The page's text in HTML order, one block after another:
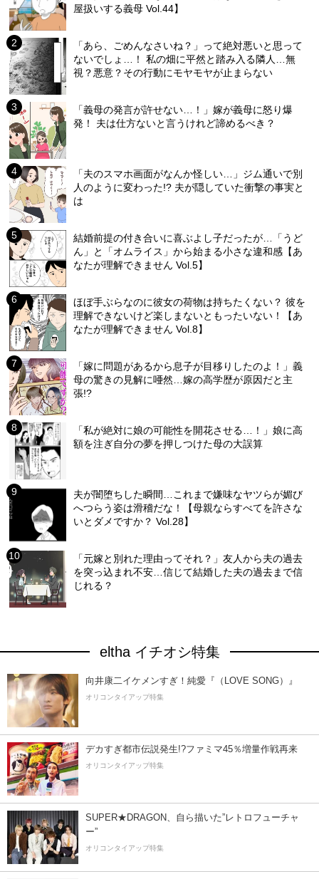
屋扱いする義母 Vol.44】
「あら、ごめんなさいね？」って絶対悪いと思って
ないでしょ…！ 私の畑に平然と踏み入る隣人…無
視？悪意？その行動にモヤモヤが止まらない
「義母の発言が許せない…！」嫁が義母に怒り爆
発！ 夫は仕方ないと言うけれど諦めるべき？
「夫のスマホ画面がなんか怪しい…」ジム通いで別
人のように変わった!? 夫が隠していた衝撃の事実と
は
結婚前提の付き合いに喜ぶよし子だったが…「うど
ん」と「オムライス」から始まる小さな違和感【あ
なたが理解できません Vol.5】
ほぼ手ぶらなのに彼女の荷物は持ちたくない？ 彼を
理解できないけど楽しまないともったいない！【あ
なたが理解できません Vol.8】
「嫁に問題があるから息子が目移りしたのよ！」義
母の驚きの見解に唖然…嫁の高学歴が原因だと主
張!?
「私が絶対に娘の可能性を開花させる…！」娘に高
額を注ぎ自分の夢を押しつけた母の大誤算
夫が闇堕ちした瞬間…これまで嫌味なヤツらが媚び
へつらう姿は滑稽だな！【母親ならすべてを許さな
いとダメですか？ Vol.28】
「元嫁と別れた理由ってそれ？」友人から夫の過去
を突っ込まれ不安…信じて結婚した夫の過去まで信
じれる？
eltha イチオシ特集
向井康二イケメンすぎ！純愛『（LOVE SONG）』
オリコンタイアップ特集
デカすぎ都市伝説発生!?ファミマ45％増量作戦再来
オリコンタイアップ特集
SUPER★DRAGON、自ら描いた”レトロフューチャ
ー”
オリコンタイアップ特集